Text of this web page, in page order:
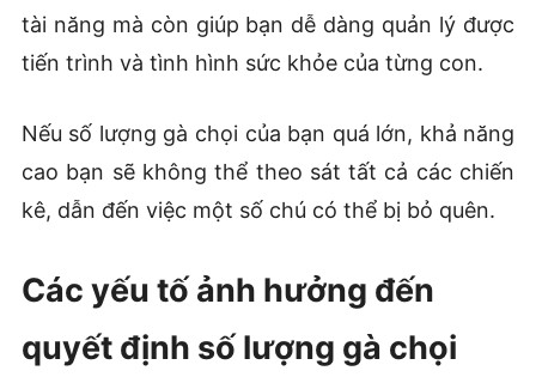
tài năng mà còn giúp bạn dễ dàng quản lý được
tiến trình và tình hình sức khỏe của từng con.
Nếu số lượng gà chọi của bạn quá lớn, khả năng
cao bạn sẽ không thể theo sát tất cả các chiến
kê, dẫn đến việc một số chú có thể bị bỏ quên.
Các yếu tố ảnh hưởng đến
quyết định số lượng gà chọi